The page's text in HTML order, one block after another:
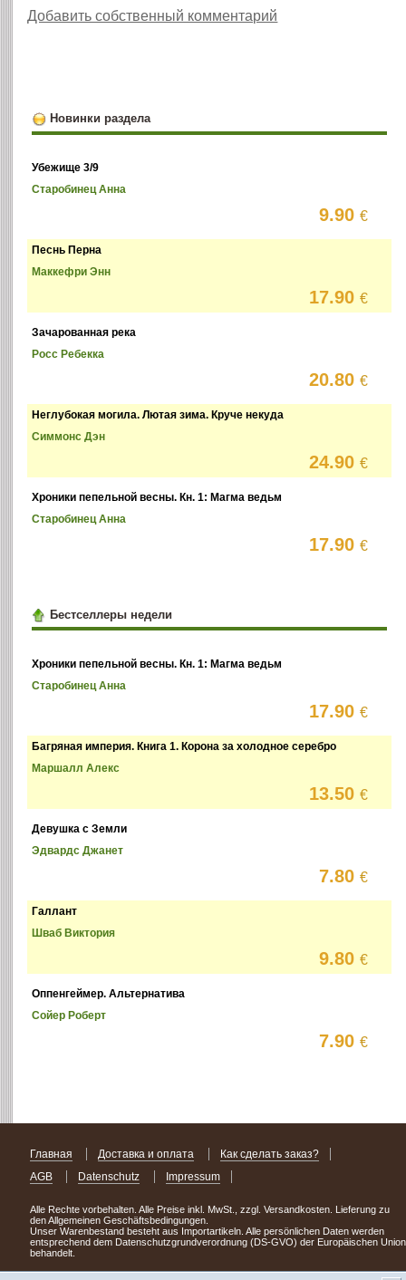
Добавить собственный комментарий
Новинки раздела
Убежище 3/9
Старобинец Анна
9.90€
Песнь Перна
Маккефри Энн
17.90€
Зачарованная река
Росс Ребекка
20.80€
Неглубокая могила. Лютая зима. Круче некуда
Симмонс Дэн
24.90€
Хроники пепельной весны. Кн. 1: Магма ведьм
Старобинец Анна
17.90€
Бестселлеры недели
Хроники пепельной весны. Кн. 1: Магма ведьм
Старобинец Анна
17.90€
Багряная империя. Книга 1. Корона за холодное серебро
Маршалл Алекс
13.50€
Девушка с Земли
Эдвардс Джанет
7.80€
Галлант
Шваб Виктория
9.80€
Оппенгеймер. Альтернатива
Сойер Роберт
7.90€
Главная Доставка и оплата
Как сделать заказ?
AGB
Datenschutz Impressum
Alle Rechte vorbehalten. Alle Preise inkl. MwSt., zzgl. Versandkosten. Lieferung zu
den Allgemeinen Geschäftsbedingungen.
Unser Warenbestand besteht aus Importartikeln. Alle persönlichen Daten werden
entsprechend dem Datenschutzgrundverordnung (DS-GVO) der Europäischen Union
behandelt.
Сделав заказ сегодня, уже через день или два Вы можете стать обладателем